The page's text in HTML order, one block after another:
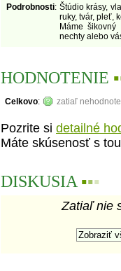
Podrobnosti: Štúdio krásy,
ruky, tvár, pleť,
Máme
nechty alebo
HODNOTENIE ▪
Celkovo: zatiaľ
Pozrite si detailné
Máte skúsenosť s
DISKUSIA ▪▪▪
Zatiaľ nie